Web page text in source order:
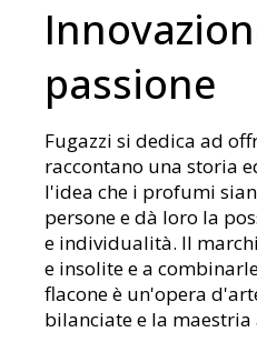
passione
Fugazzi si dedica ad
raccontano una storia
l'idea che i profumi
persone e dà loro la
e individualità. Il
e insolite e a
flacone è un'opera
bilanciate e la